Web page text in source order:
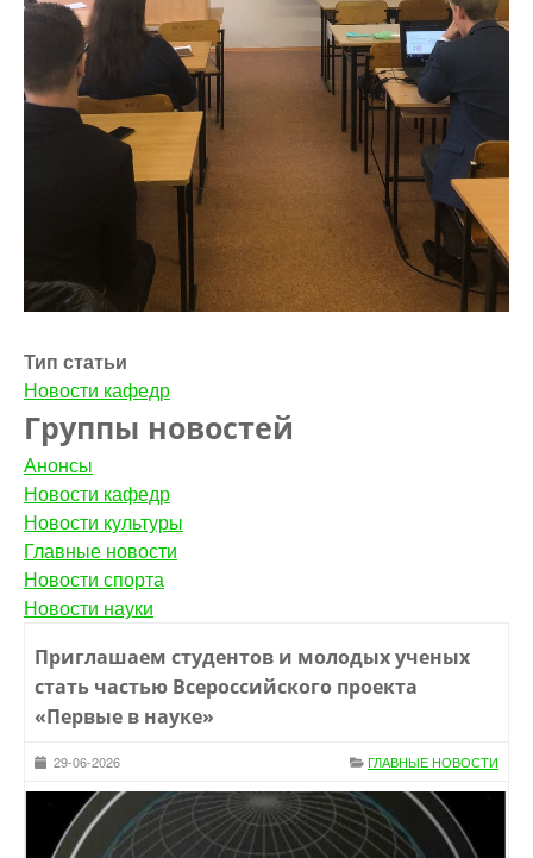
Тип статьи
Новости кафедр
Группы новостей
Анонсы
Новости кафедр
Новости культуры
Главные новости
Новости спорта
Новости науки
Приглашаем студентов и молодых ученых
стать частью Всероссийского проекта
«Первые в науке»
29-06-2026 ГЛАВНЫЕ НОВОСТИ